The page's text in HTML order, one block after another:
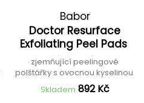
Babor
Doctor Resurface
Exfoliating Peel Pads
zjemňující peelingové
polštářky s ovocnou kyselinou
Skladem 892 Kč